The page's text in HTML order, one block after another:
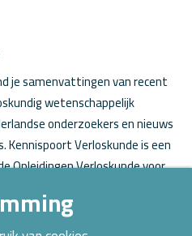
je samenvattingen van recent
wetenschappelijk
onderzoekers en nieuws
Verloskunde is een
Opleidingen Verloskunde voor